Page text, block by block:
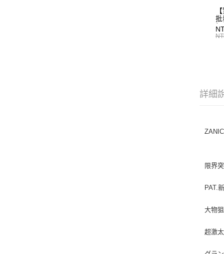
批
詳細
限界
PAT.
大物
超激